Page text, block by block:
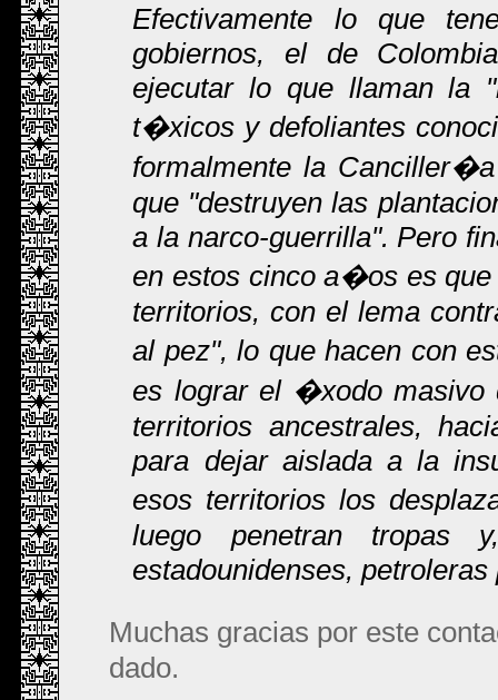
Efectivamente lo que
gobiernos, el de
ejecutar lo que llaman la
t�xicos y defoliantes
formalmente la
que "destruyen las
a la narco-guerrilla". Pero
en estos cinco a�os es
territorios, con el lema
al pez", lo que hacen con
es lograr el �xodo masivo
territorios ancestrales,
para dejar aislada a la
esos territorios los
luego penetran tropas
estadounidenses,
Muchas gracias por este
dado.